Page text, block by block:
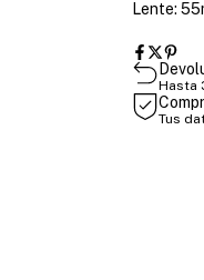
Lente:
Hasta
Tus